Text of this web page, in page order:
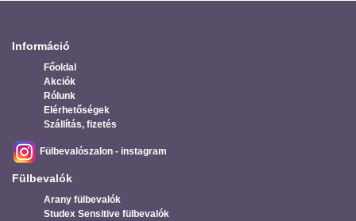
Információ
Főoldal
Akciók
Rólunk
Elérhetőségek
Szállítás, fizetés
Fülbevalószalon - instagram
Fülbevalók
Arany fülbevalók
Studex Sensitive fülbevalók